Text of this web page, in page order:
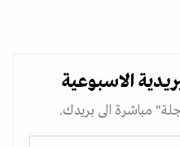
الاسبوعية
مباشرة الى بريدك.